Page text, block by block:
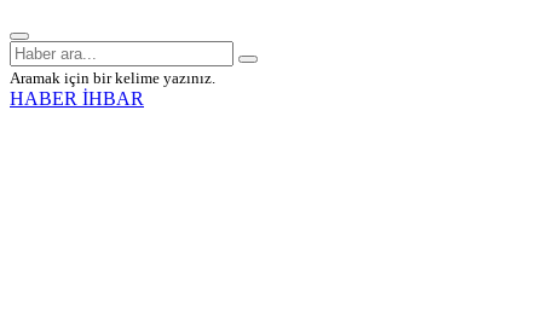
Aramak için bir kelime yazınız.
HABER İHBAR